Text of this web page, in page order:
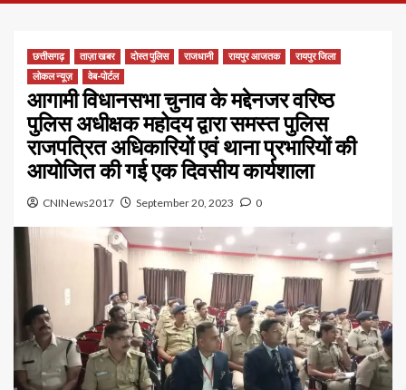
छत्तीसगढ़ ताज़ा खबर दोस्त पुलिस राजधानी रायपुर आजतक
रायपुर जिला
लोकल न्यूज़
वेब-पोर्टल
आगामी विधानसभा चुनाव के मद्देनजर वरिष्ठ
पुलिस अधीक्षक महोदय द्वारा समस्त पुलिस
राजपत्रित अधिकारियों एवं थाना प्रभारियों की
आयोजित की गई एक दिवसीय कार्यशाला
CNINews2017 September 20, 2023 0